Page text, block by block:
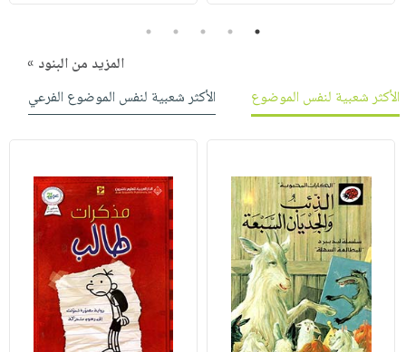
1
2
3
4
5
المزيد من البنود »
الأكثر شعبية لنفس الموضوع
الأكثر شعبية لنفس الموضوع الفرعي